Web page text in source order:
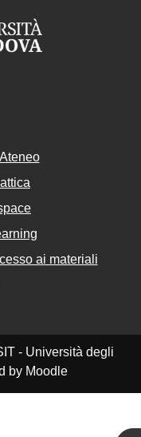
ai materiali
- Università degli
by Moodle